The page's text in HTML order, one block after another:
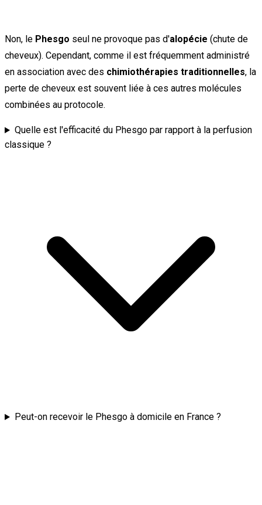
Non, le Phesgo seul ne provoque pas d'alopécie (chute de
cheveux). Cependant, comme il est fréquemment administré
en association avec des chimiothérapies traditionnelles, la
perte de cheveux est souvent liée à ces autres molécules
combinées au protocole.
Quelle est l'efficacité du Phesgo par rapport à la perfusion
classique ?
Peut-on recevoir le Phesgo à domicile en France ?